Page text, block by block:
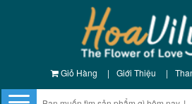
Giỏ Hàng | Giới Thiệu |